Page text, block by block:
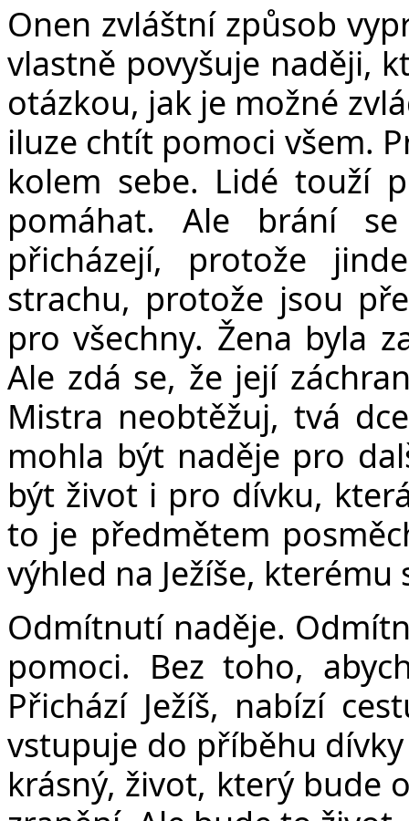
Onen zvláštní způsob
vlastně povyšuje naději,
otázkou, jak je možné
iluze chtít pomoci všem.
kolem sebe. Lidé touží
pomáhat. Ale brání
přicházejí, protože
strachu, protože jsou
pro všechny. Žena byla
Ale zdá se, že její
Mistra neobtěžuj, tvá
mohla být naděje pro
být život i pro dívku,
to je předmětem
výhled na Ježíše,
Odmítnutí naděje.
pomoci. Bez toho,
Přichází Ježíš, nabízí
vstupuje do příběhu
krásný, život, který bude